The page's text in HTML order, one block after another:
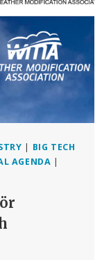
| BIG TECH
AGENDA |